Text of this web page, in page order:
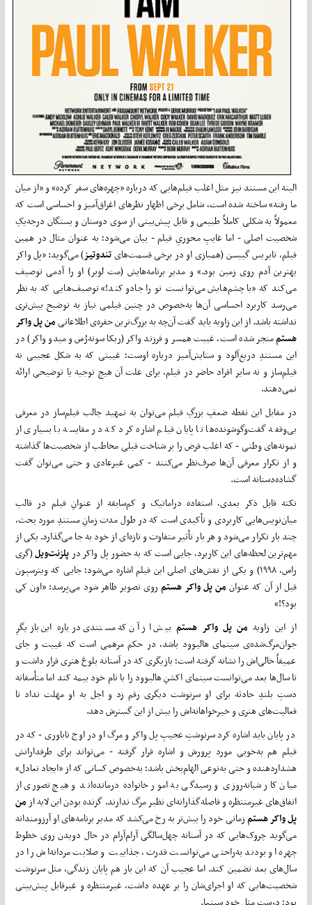
البته این مستند نیز مثل اغلب فیلم‌هایی که درباره «چهره‌های سفر کرده» و «از میان
ما رفته» ساخته شده است، شامل برخی اظهار نظرهای اغراق‌آمیز و احساسی است که
معمولاً به شکلی کاملاً طبیعی و قابل پیش‌بینی از سوی دوستان و بستگان درجه‌یکِ
شخصیت اصلی - اما غایبِ محوریِ فیلم - بیان می‌شود؛ به عنوان مثال در همین
فیلم، تایریس گیبسن (همبازی او در برخی قسمت‌هایتندوتیز) می‌گوید: «پل واکر
بهترین آدم روی زمین بود.» و مدیر برنامه‌هایش (مت لوبر) او را آدمی توصیف
می‌کند که «با چشم‌هایش می‌توانست تو را جادو کند!» توصیف‌هایی که به نظر
می‌رسد کاربرد احساسی آن‌ها به‌خصوص در چنین فیلمی نیاز به توضیح بیش‌تری
نداشته باشد. از این زاویه باید گفت آن‌چه به بزرگ‌ترین حفره‌ی اطلاعاتیمن پل واکر
هستممنجر شده است، غیبت همسر و فرزند واکر (ربکا سوته‌رُس و میدو واکر) در
این مستندِ دریغ‌آلود و ستایش‌آمیز درباره اوست؛ غیبتی که به شکل عجیبی نه
فیلم‌ساز و نه سایر افراد حاضر در فیلم، برای علت آن هیچ توجیه یا توضیحی ارائه
نمی‌دهند.
در مقابل این نقطه ضعفِ بزرگِ فیلم می‌توان به تمهید جالب فیلم‌ساز در معرفی
بی‌وقفه گفت‌وگوشونده‌ها تا پایان فیلم اشاره کرد که در مقایسه با بسیاری از
نمونه‌های وطنی - که اغلب فرض را بر شناخت قبلی مخاطب از شخصیت‌ها گذاشته
و از تکرار معرفی آن‌ها صرف‌نظر می‌کنند - کمی غیرعادی و حتی می‌توان گفت
گشاده‌دستانه است.
نکته قابل ذکر بعدی، استفاده دراماتیک و کم‌سابقه از عنوانِ فیلم در قالب
میان‌نویس‌هایی کاربردی و تأکیدی است که در طول مدت زمانِ مستندِ مورد بحث،
چند بار تکرار می‌شود و هر بار تأثیر متفاوت و تازه‌ای از خود به جا می‌گذارد. یکی از
مهم‌ترین لحظه‌های این کاربرد، جایی است که به حضور پل واکر در پلزنت‌ویل(گری
راس، ۱۹۹۸) و یکی از نقش‌های اصلی این فیلم اشاره می‌شود؛ جایی که ویترسپون
قبل از آن که عنوانمن پل واکر هستمروی تصویر ظاهر شود می‌پرسد: «اون کی
بود؟!»
از این زاویه من پل واکر هستمبیش از آن که مستندی درباره این بازیگرِ
جوان‌مرگ‌شده‌ی سینمای هالیوود باشد، در حکم مرهمی است که غیبت و جای
عمیقاً خالی‌اش را نشانه گرفته است؛ بازیگری که در آستانه بلوغ هنری قرار داشت و
تا سال‌ها بعد می‌توانست سینمای اکشنِ هالیوود را با نام خود بیمه کند اما متأسفانه
دستِ بلندِ حادثه برای او سرنوشت دیگری رقم زد و اجل به او مهلت نداد تا
فعالیت‌های هنری و خیرخواهانه‌اش را بیش‌ از این گسترش دهد.
در پایان باید اشاره کرد سرنوشتِ عجیبِ پل واکر و مرگ او در اوج ناباوری - که در
فیلم هم به‌خوبی مورد پرورش و اشاره قرار گرفته - می‌تواند برای طرفدارانش
هشداردهنده و حتی به‌نوعی الهام‌بخش باشد؛ به‌خصوص کسانی که از «ایجاد تعادل»
میان کار شبانه‌روزی و رسیدگی به امور خانواده‌ درمانده‌‌اند و هیچ تصوری از
اتفاق‌های غیرمنتظره‌ و فاصله‌گذارانه‌ای نظیر مرگ ندارند. گزنده بودن این لایه از من
پل واکر هستمزمانی خود را بیش‌تر به رخ می‌کشد که مدیر برنامه‌های او آرزومندانه
می‌گوید چروک‌هایی که در آستانه چهل‌سالگی آرام‌آرام در حال دویدن روی خطوط
چهره او بودند به‌راحتی می‌توانست قدرت، جذابیت و صلابت مردانه‌اش را در
سال‌های بعد تضمین کند. اما عجیب آن که این بار هم پایان زندگی، مثل سرنوشت
شخصیت‌هایی که او اجرای‌شان را بر عهده داشت، غیرمنتظره و غیرقابل پیش‌بینی